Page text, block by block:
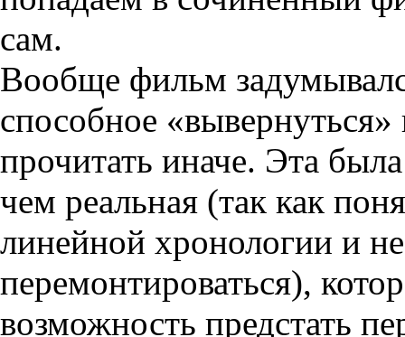
сам.
Вообще фильм
способное
прочитать иначе. Эта
чем реальная (так как
линейной хронологии и
перемонтироваться),
возможность предстать